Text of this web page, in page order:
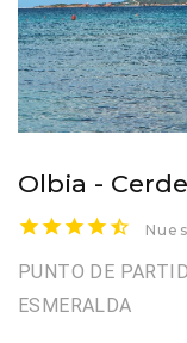
Olbia -
PUNTO DE
ESMERALDA